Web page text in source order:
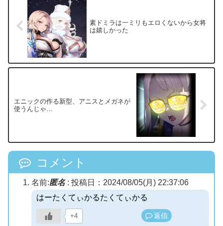
素ドミラは一ミリもエロくないから女将
は嬉しかった
エニックの作る新型、アニスとメガネが
使うんじゃ…
コメント
名前:匿名: 投稿日：2024/08/05(月) 22:37:06
はーたくてぃかるたくてぃかる
+4 返信